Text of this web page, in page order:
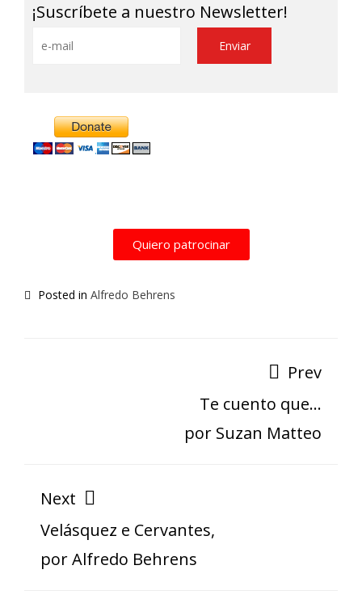
¡Suscríbete a nuestro Newsletter!
Quiero patrocinar
Posted in Alfredo Behrens
Prev
Te cuento que…
por Suzan Matteo
Next
Velásquez e Cervantes,
por Alfredo Behrens